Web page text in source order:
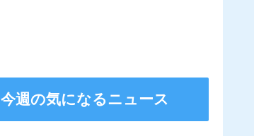
今週の気になるニュース